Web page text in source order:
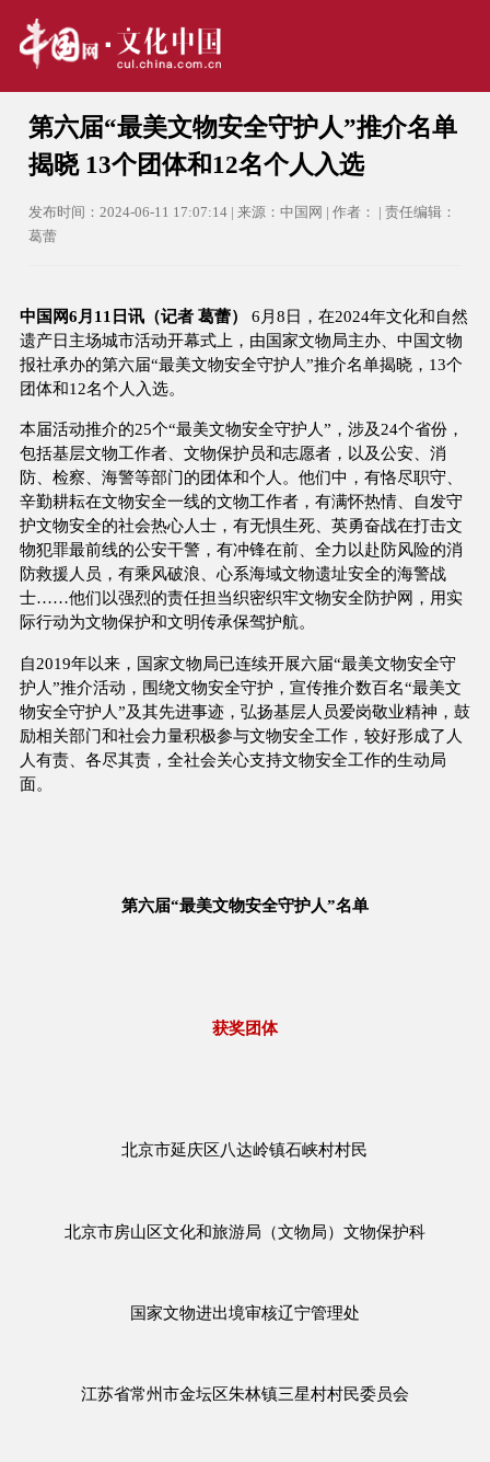
第六届“最美文物安全守护人”推介名单
揭晓 13个团体和12名个人入选
发布时间：2024-06-11 17:07:14 | 来源：中国网 | 作者： | 责任编辑：
葛蕾
中国网6月11日讯（记者 葛蕾）
6月8日，在2024年文化和自然
遗产日主场城市活动开幕式上，由国家文物局主办、中国文物
报社承办的第六届“最美文物安全守护人”推介名单揭晓，13个
团体和12名个人入选。
本届活动推介的25个“最美文物安全守护人”，涉及24个省份，
包括基层文物工作者、文物保护员和志愿者，以及公安、消
防、检察、海警等部门的团体和个人。他们中，有恪尽职守、
辛勤耕耘在文物安全一线的文物工作者，有满怀热情、自发守
护文物安全的社会热心人士，有无惧生死、英勇奋战在打击文
物犯罪最前线的公安干警，有冲锋在前、全力以赴防风险的消
防救援人员，有乘风破浪、心系海域文物遗址安全的海警战
士……他们以强烈的责任担当织密织牢文物安全防护网，用实
际行动为文物保护和文明传承保驾护航。
自2019年以来，国家文物局已连续开展六届“最美文物安全守
护人”推介活动，围绕文物安全守护，宣传推介数百名“最美文
物安全守护人”及其先进事迹，弘扬基层人员爱岗敬业精神，鼓
励相关部门和社会力量积极参与文物安全工作，较好形成了人
人有责、各尽其责，全社会关心支持文物安全工作的生动局
面。
第六届“最美文物安全守护人”名单
获奖团体
北京市延庆区八达岭镇石峡村村民
北京市房山区文化和旅游局（文物局）文物保护科
国家文物进出境审核辽宁管理处
江苏省常州市金坛区朱林镇三星村村民委员会